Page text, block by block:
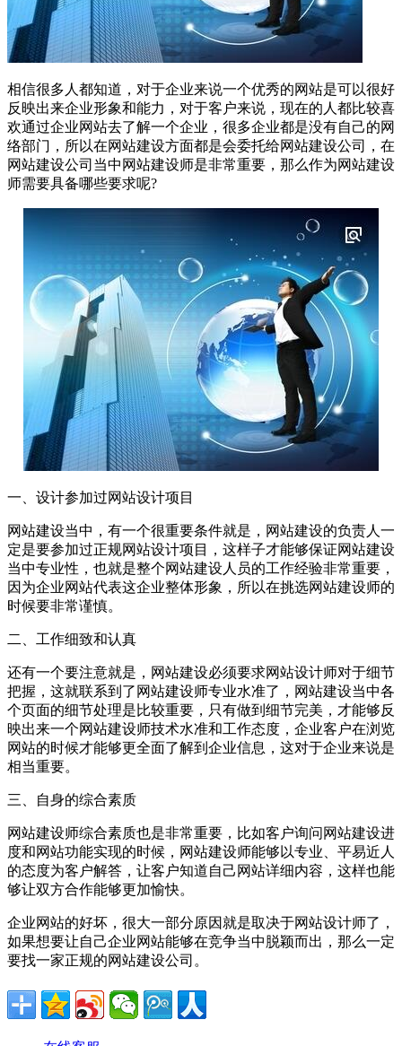
相信很多人都知道，对于企业来说一个优秀的网站是可以很好
反映出来企业形象和能力，对于客户来说，现在的人都比较喜
欢通过企业网站去了解一个企业，很多企业都是没有自己的网
络部门，所以在网站建设方面都是会委托给网站建设公司，在
网站建设公司当中网站建设师是非常重要，那么作为网站建设
师需要具备哪些要求呢?
一、设计参加过网站设计项目
网站建设当中，有一个很重要条件就是，网站建设的负责人一
定是要参加过正规网站设计项目，这样子才能够保证网站建设
当中专业性，也就是整个网站建设人员的工作经验非常重要，
因为企业网站代表这企业整体形象，所以在挑选网站建设师的
时候要非常谨慎。
二、工作细致和认真
还有一个要注意就是，网站建设必须要求网站设计师对于细节
把握，这就联系到了网站建设师专业水准了，网站建设当中各
个页面的细节处理是比较重要，只有做到细节完美，才能够反
映出来一个网站建设师技术水准和工作态度，企业客户在浏览
网站的时候才能够更全面了解到企业信息，这对于企业来说是
相当重要。
三、自身的综合素质
网站建设师综合素质也是非常重要，比如客户询问网站建设进
度和网站功能实现的时候，网站建设师能够以专业、平易近人
的态度为客户解答，让客户知道自己网站详细内容，这样也能
够让双方合作能够更加愉快。
企业网站的好坏，很大一部分原因就是取决于网站设计师了，
如果想要让自己企业网站能够在竞争当中脱颖而出，那么一定
要找一家正规的网站建设公司。